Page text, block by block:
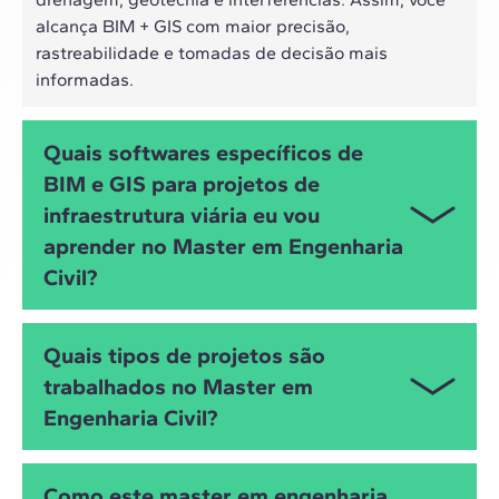
alcança BIM + GIS com maior precisão,
rastreabilidade e tomadas de decisão mais
informadas.
Quais softwares específicos de
BIM e GIS para projetos de
infraestrutura viária eu vou
aprender no Master em Engenharia
Civil?
InfraWorks (Autodesk) para o desenho geométrico e
modelagem de infraestrutura, Revit para o
desenvolvimento de projetos multidisciplinares,
planejamento e gestão da construção. Também
Quais tipos de projetos são
trabalhados no Master em
Engenharia Civil?